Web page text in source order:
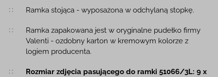
Ramka stojąca - wyposażona w odchylaną stopkę.
Ramka zapakowana jest w oryginalne pudełko firmy
Valenti - ozdobny karton w kremowym kolorze z
logiem producenta.
Rozmiar zdjęcia pasującego do ramki 51066/3L: 9 x